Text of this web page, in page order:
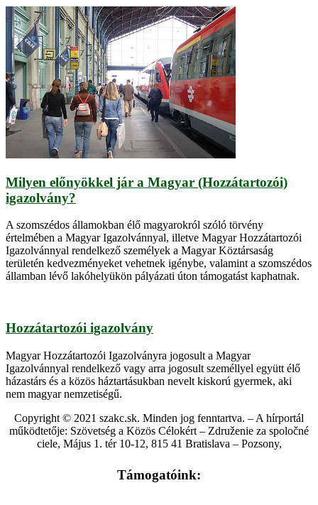
Milyen előnyökkel jár a Magyar (Hozzátartozói)
igazolvány?
A szomszédos államokban élő magyarokról szóló törvény
értelmében a Magyar Igazolvánnyal, illetve Magyar Hozzátartozói
Igazolvánnyal rendelkező személyek a Magyar Köztársaság
területén kedvezményeket vehetnek igénybe, valamint a szomszédos
államban lévő lakóhelyükön pályázati úton támogatást kaphatnak.
Hozzátartozói igazolvány
Magyar Hozzátartozói Igazolványra jogosult a Magyar
Igazolvánnyal rendelkező vagy arra jogosult személlyel együtt élő
házastárs és a közös háztartásukban nevelt kiskorú gyermek, aki
nem magyar nemzetiségű.
Copyright © 2021 szakc.sk. Minden jog fenntartva. – A hírportál
működtetője: Szövetség a Közös Célokért – Združenie za spoločné
ciele, Május 1. tér 10-12, 815 41 Bratislava – Pozsony,
Támogatóink: